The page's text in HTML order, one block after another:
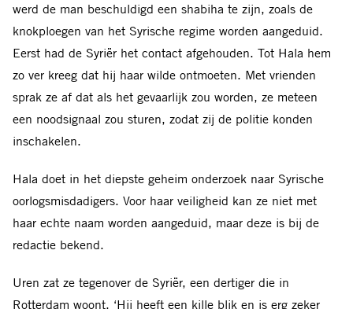
werd de man beschuldigd een shabiha te zijn, zoals de
knokploegen van het Syrische regime worden aangeduid.
Eerst had de Syriër het contact afgehouden. Tot Hala hem
zo ver kreeg dat hij haar wilde ontmoeten. Met vrienden
sprak ze af dat als het gevaarlijk zou worden, ze meteen
een noodsignaal zou sturen, zodat zij de politie konden
inschakelen.
Hala doet in het diepste geheim onderzoek naar Syrische
oorlogsmisdadigers. Voor haar veiligheid kan ze niet met
haar echte naam worden aangeduid, maar deze is bij de
redactie bekend.
Uren zat ze tegenover de Syriër, een dertiger die in
Rotterdam woont. ‘Hij heeft een kille blik en is erg zeker